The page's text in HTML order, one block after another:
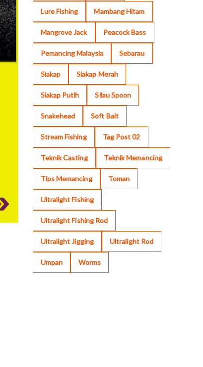
Lure Fishing Mambang Hitam
Mangrove Jack Peacock Bass
Pemancing Malaysia Sebarau
Siakap Siakap Merah
Siakap Putih Silau Spoon
Snakehead Soft Bait
Stream Fishing Tag Post 02
Teknik Casting Teknik Memancing
Tips Memancing Toman
Ultralight Fishing
Ultralight Fishing Rod
Ultralight Jigging Ultralight Rod
Umpan Worms